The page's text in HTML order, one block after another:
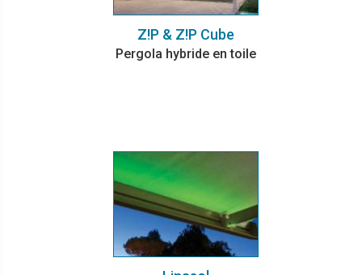
Z!P & Z!P Cube
Pergola hybride en toile